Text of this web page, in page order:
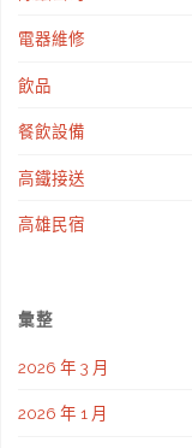
電器維修
飲品
餐飲設備
高鐵接送
高雄民宿
彙整
2026 年 3 月
2026 年 1 月